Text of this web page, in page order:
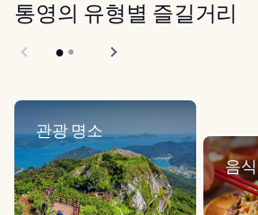
통영의 유형별 즐길거리
관광 명소
음식